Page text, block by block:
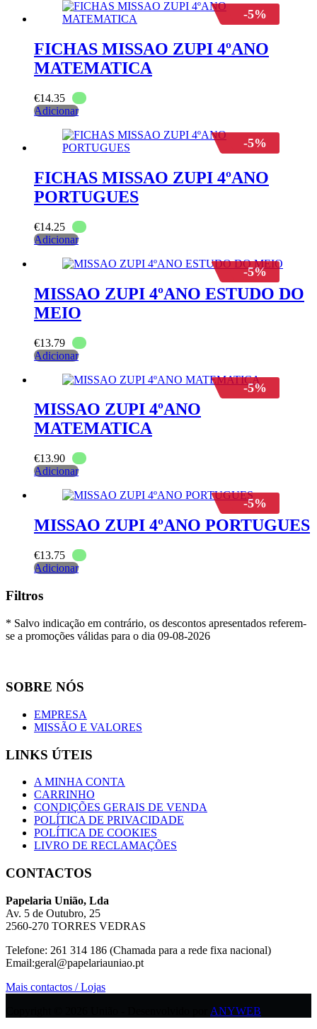
-5%
FICHAS MISSAO ZUPI 4ºANO
MATEMATICA
€14.35
Adicionar
-5%
FICHAS MISSAO ZUPI 4ºANO
PORTUGUES
€14.25
Adicionar
-5%
MISSAO ZUPI 4ºANO ESTUDO DO
MEIO
€13.79
Adicionar
-5%
MISSAO ZUPI 4ºANO
MATEMATICA
€13.90
Adicionar
-5%
MISSAO ZUPI 4ºANO PORTUGUES
€13.75
Adicionar
Filtros
* Salvo indicação em contrário, os descontos apresentados referem-
se a promoções válidas para o dia 09-08-2026
SOBRE NÓS
EMPRESA
MISSÃO E VALORES
LINKS ÚTEIS
A MINHA CONTA
CARRINHO
CONDIÇÕES GERAIS DE VENDA
POLÍTICA DE PRIVACIDADE
POLÍTICA DE COOKIES
LIVRO DE RECLAMAÇÕES
CONTACTOS
Papelaria União, Lda
Av. 5 de Outubro, 25
2560-270 TORRES VEDRAS
Telefone: 261 314 186 (Chamada para a rede fixa nacional)
Email:geral@papelariauniao.pt
Mais contactos / Lojas
ANYWEB